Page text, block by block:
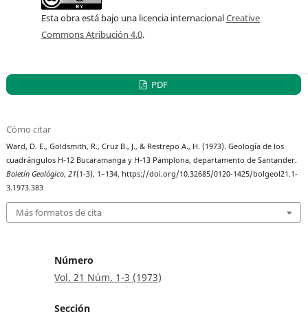
Esta obra está bajo una licencia internacionalCreative
Commons Atribución 4.0.
PDF
Cómo citar
Ward, D. E., Goldsmith, R., Cruz B., J., & Restrepo A., H. (1973). Geología de los
cuadrángulos H-12 Bucaramanga y H-13 Pamplona, departamento de Santander.
Boletín Geológico,21(1-3), 1–134. https://doi.org/10.32685/0120-1425/bolgeol21.1-
3.1973.383
Más formatos de cita
Número
Vol. 21 Núm. 1-3 (1973)
Sección